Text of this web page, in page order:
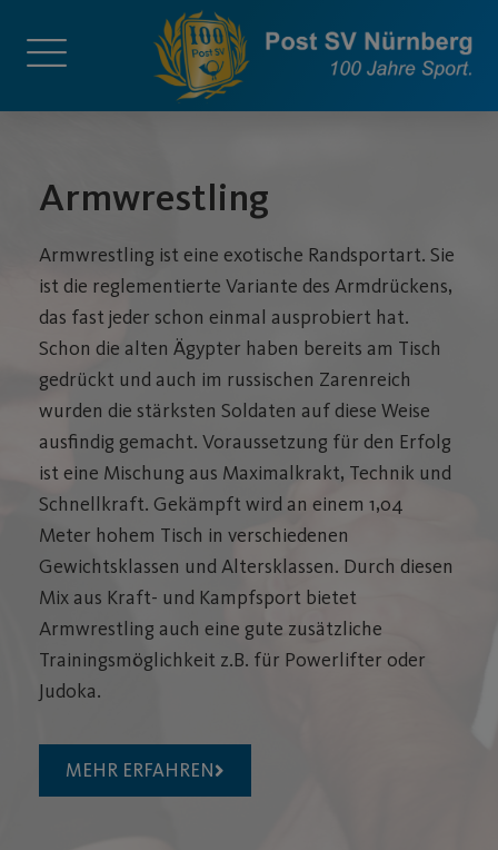
Armwrestling
Armwrestling ist eine exotische Randsportart. Sie
ist die reglementierte Variante des Armdrückens,
das fast jeder schon einmal ausprobiert hat.
Schon die alten Ägypter haben bereits am Tisch
gedrückt und auch im russischen Zarenreich
wurden die stärksten Soldaten auf diese Weise
ausfindig gemacht. Voraussetzung für den Erfolg
ist eine Mischung aus Maximalkrakt, Technik und
Schnellkraft. Gekämpft wird an einem 1,04
Meter hohem Tisch in verschiedenen
Gewichtsklassen und Altersklassen. Durch diesen
Mix aus Kraft- und Kampfsport bietet
Armwrestling auch eine gute zusätzliche
Trainingsmöglichkeit z.B. für Powerlifter oder
Judoka.
MEHR ERFAHREN